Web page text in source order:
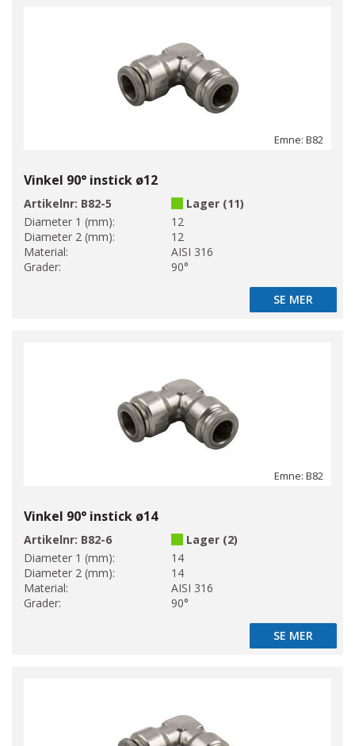
Emne: B82
Vinkel 90° instick ø12
Artikelnr: B82-5
Lager (11)
Diameter 1 (mm):
12
Diameter 2 (mm):
12
Material:
AISI 316
Grader:
90°
SE MER
SE MER
Emne: B82
Vinkel 90° instick ø14
Artikelnr: B82-6
Lager (2)
Diameter 1 (mm):
14
Diameter 2 (mm):
14
Material:
AISI 316
Grader:
90°
SE MER
SE MER